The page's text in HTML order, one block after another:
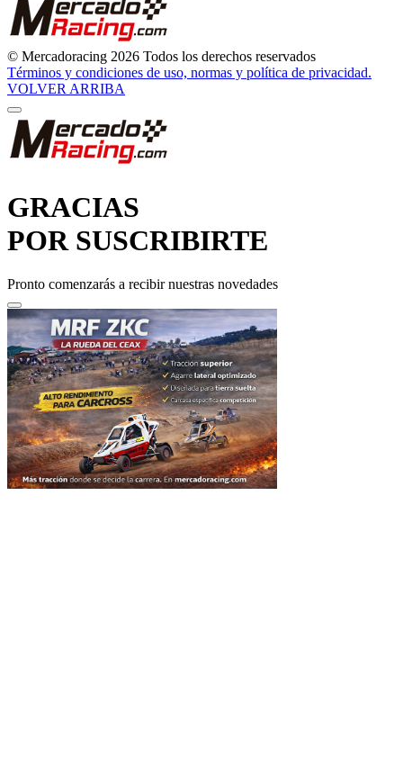
© Mercadoracing 2026 Todos los derechos reservados
Términos y condiciones de uso, normas y política de privacidad.
VOLVER ARRIBA
POR SUSCRIBIRTE